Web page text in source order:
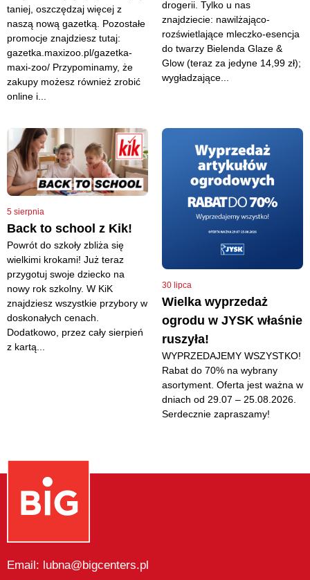
taniej, oszczędzaj więcej z
naszą nową gazetką. Pozostałe
promocje znajdziesz tutaj:
gazetka.maxizoo.pl/gazetka-
maxi-zoo/ Przypominamy, że
zakupy możesz również zrobić
online i...
drogerii. Tylko u nas
znajdziecie: nawilżająco-
rozświetlające mleczko-esencja
do twarzy Bielenda Glaze &
Glow (teraz za jedyne 14,99 zł);
wygładzające...
5 sierpnia
Back to school z Kik!
Powrót do szkoły zbliża się
wielkimi krokami! Już teraz
przygotuj swoje dziecko na
nowy rok szkolny. W KiK
znajdziesz wszystkie przybory w
doskonałych cenach.
Dodatkowo, przez cały sierpień
z kartą...
30 lipca
Wielka wyprzedaż
ogrodu w JYSK właśnie
ruszyła!
WYPRZEDAJEMY WSZYSTKO!
Rabat do 70% na wybrany
asortyment. Oferta jest ważna w
dniach od 29.07 – 25.08.2026.
Serdecznie zapraszamy!
Email: lubna@bigcenters.pl